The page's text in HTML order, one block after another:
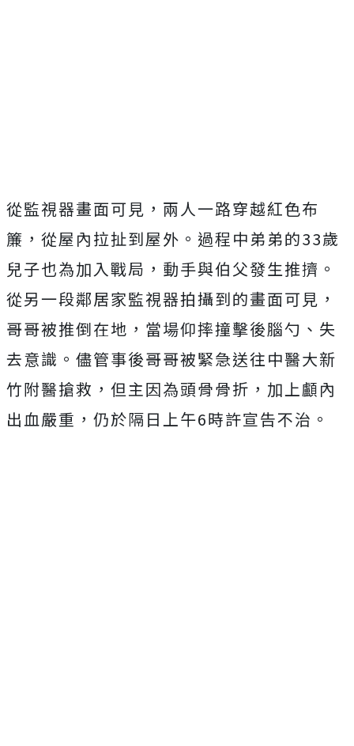
從監視器畫面可見，兩人一路穿越紅色布
簾，從屋內拉扯到屋外。過程中弟弟的33歲
兒子也為加入戰局，動手與伯父發生推擠。
從另一段鄰居家監視器拍攝到的畫面可見，
哥哥被推倒在地，當場仰摔撞擊後腦勺、失
去意識。儘管事後哥哥被緊急送往中醫大新
竹附醫搶救，但主因為頭骨骨折，加上顱內
出血嚴重，仍於隔日上午6時許宣告不治。